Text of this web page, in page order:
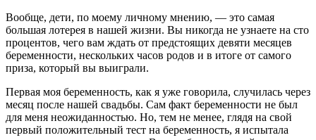
Вообще, дети, по моему личному мнению, — это самая
большая лотерея в нашей жизни. Вы никогда не узнаете на сто
процентов, чего вам ждать от предстоящих девяти месяцев
беременности, нескольких часов родов и в итоге от самого
приза, который вы выиграли.
Первая моя беременность, как я уже говорила, случилась через
месяц после нашей свадьбы. Сам факт беременности не был
для меня неожиданностью. Но, тем не менее, глядя на свой
первый положительный тест на беременность, я испытала